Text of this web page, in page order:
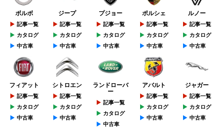
ボルボ
記事一覧
カタログ
中古車
ジープ
記事一覧
カタログ
中古車
プジョー
記事一覧
カタログ
中古車
ポルシェ
記事一覧
カタログ
中古車
ルノー
記事一覧
カタログ
中古車
フィアット
記事一覧
カタログ
中古車
シトロエン
記事一覧
カタログ
中古車
ランドローバ
ー
記事一覧
カタログ
中古車
アバルト
記事一覧
カタログ
中古車
ジャガー
記事一覧
カタログ
中古車